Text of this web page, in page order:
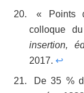
« Points
colloque
insertion,
2017. ↩
De 35 %